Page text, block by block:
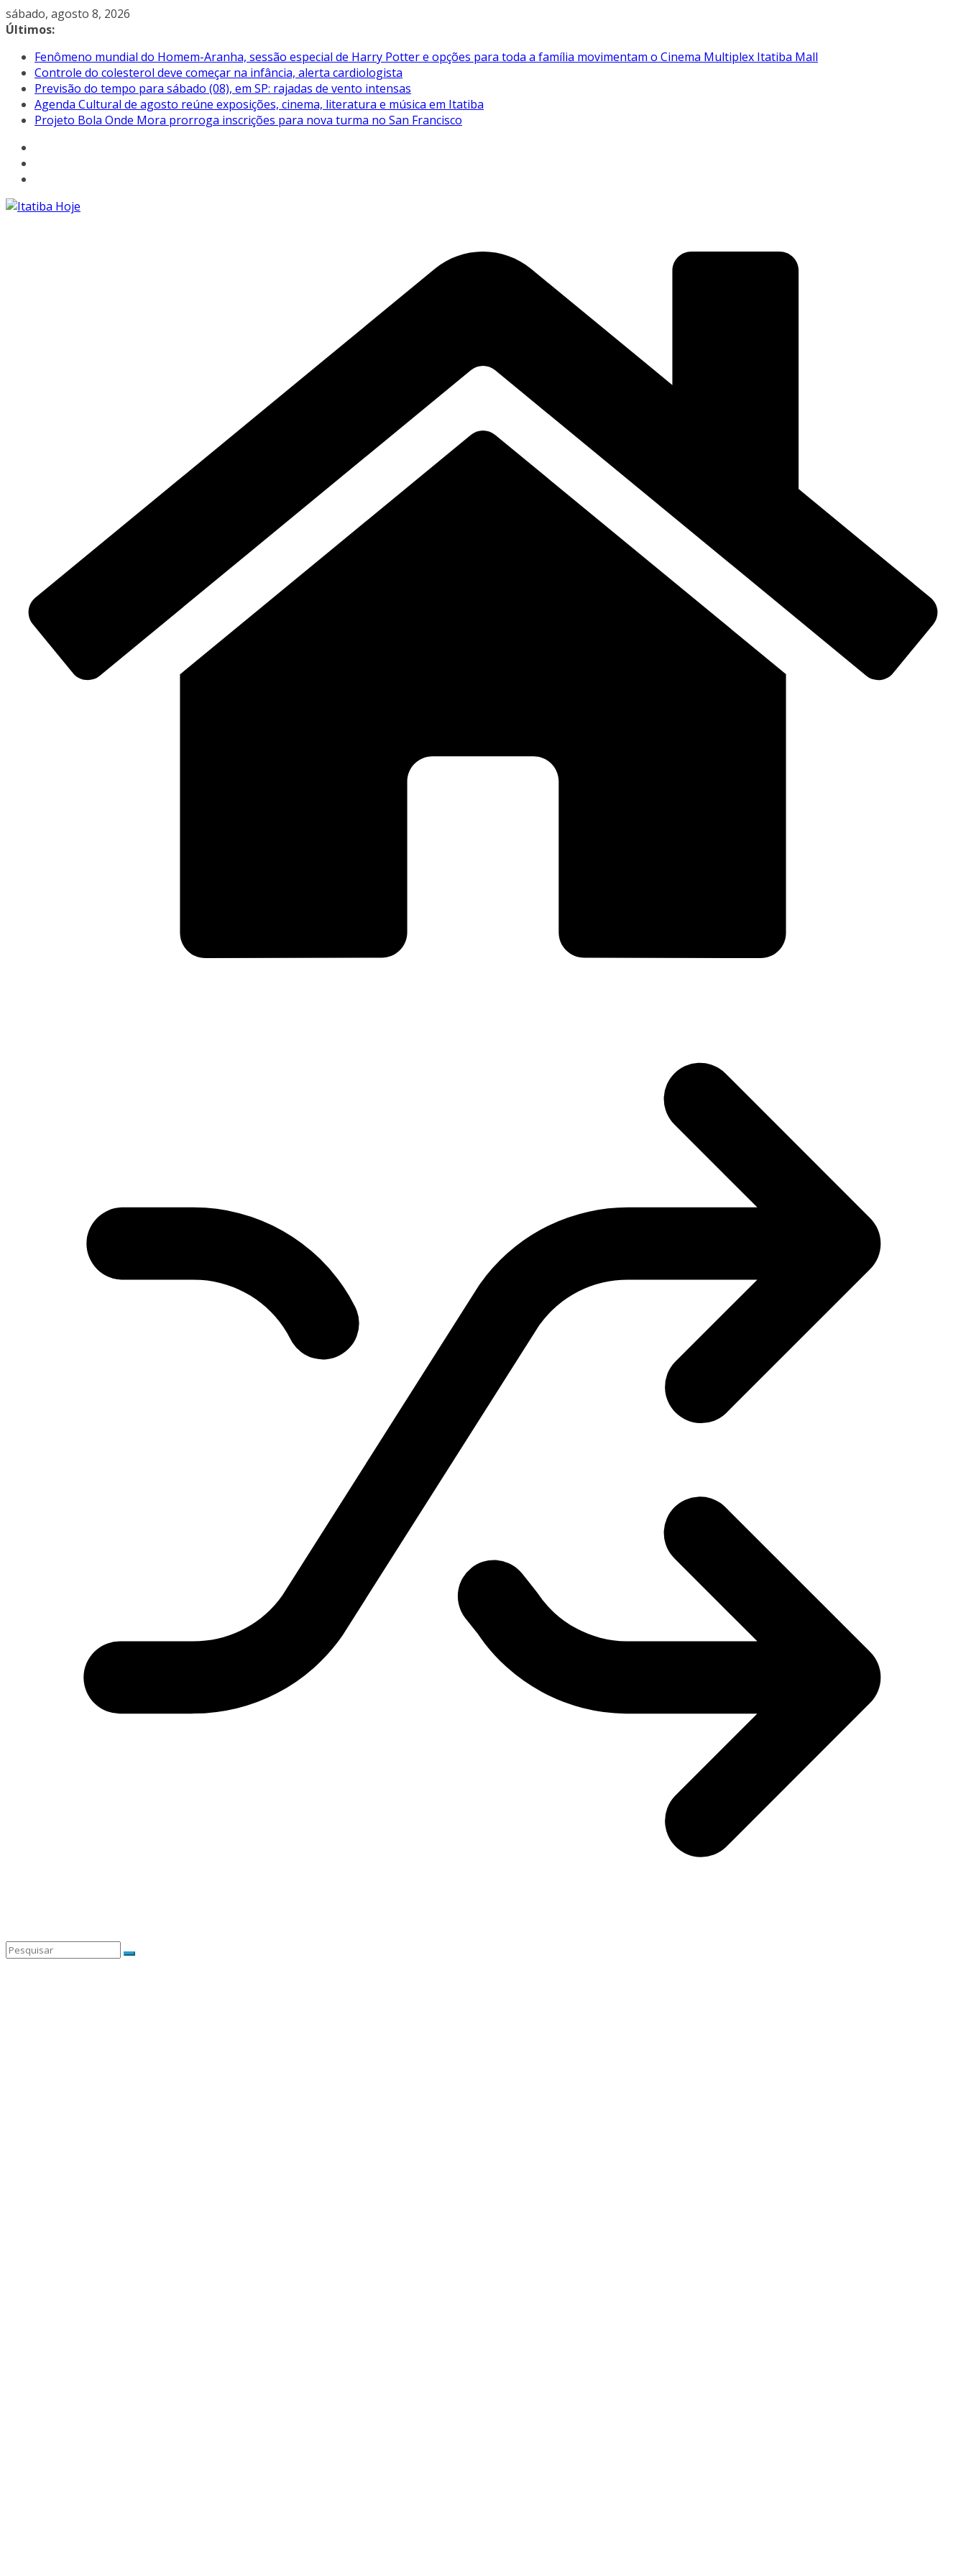
Pular
para
conteúdo
sábado, agosto 8, 2026
Últimos:
Fenômeno mundial do Homem-Aranha, sessão especial de Harry Potter e opções para toda a família movimentam o Cinema Multiplex Itatiba Mall
Controle do colesterol deve começar na infância, alerta cardiologista
Previsão do tempo para sábado (08), em SP: rajadas de vento intensas
Agenda Cultural de agosto reúne exposições, cinema, literatura e música em Itatiba
Projeto Bola Onde Mora prorroga inscrições para nova turma no San Francisco